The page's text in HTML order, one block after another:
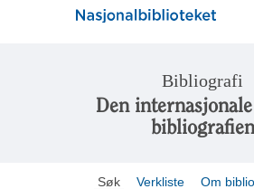
Bibliografi
Den
bibliografien
Søk Verkliste Om